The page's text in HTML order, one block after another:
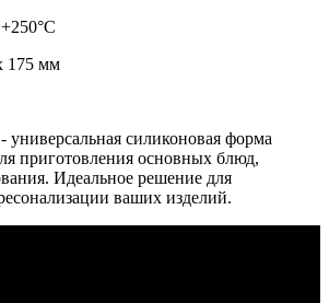
175 мм
универсальная силиконовая форма
приготовления основных блюд,
Идеальное решение для
ваших изделий.